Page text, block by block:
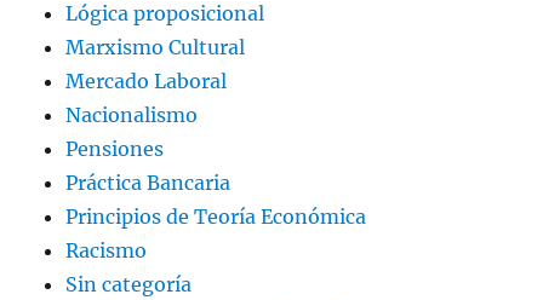
Lógica proposicional
Marxismo Cultural
Mercado Laboral
Nacionalismo
Pensiones
Práctica Bancaria
Principios de Teoría Económica
Racismo
Sin categoría